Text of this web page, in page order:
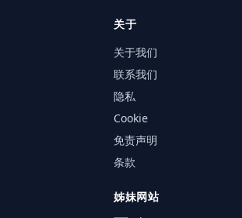
关于
关于我们
联系我们
隐私
Cookie
免责声明
条款
姊妹网站